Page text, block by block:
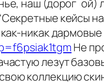
наш
кейсы
никак
Не
лезут
коллекцию